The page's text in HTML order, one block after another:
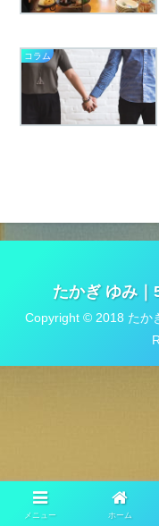
コラム
たかぎ ゆみ
Copyright © 2018 たか
メニュー ホーム